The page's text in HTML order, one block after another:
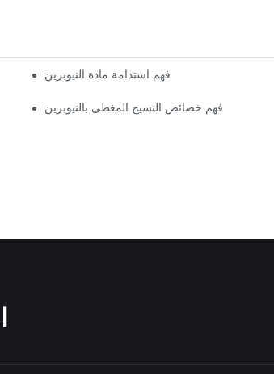
فهم استدامة مادة النيوبرين
فهم خصائص النسيج المغطى بالنيوبرين